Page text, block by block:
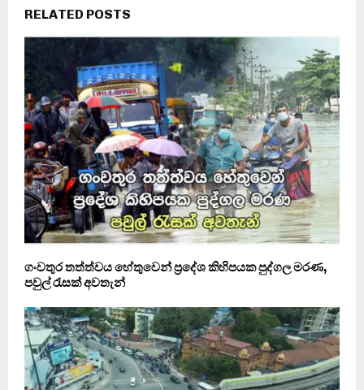
RELATED POSTS
ගංවතුර තත්ත්වය හේතුවෙන් ප්‍රදේශ කිහිපයක පුද්ගල මරණ,
පවුල් ‍රැසක් අවතැන්